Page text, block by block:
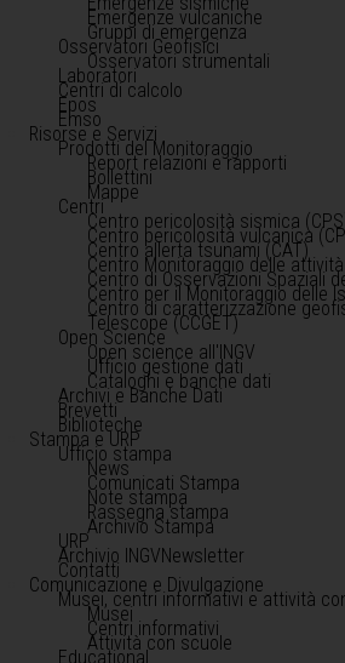
Emergenze vulcaniche
Gruppi di emergenza
Osservatori Geofisici
Osservatori strumentali
Laboratori
Centri di calcolo
Epos
Emso
Risorse e Servizi
Prodotti del Monitoraggio
Report relazioni e rapporti
Bollettini
Mappe
Centri
Centro pericolosità sismica
Centro pericolosità vulcanica
Centro allerta tsunami (CAT)
Centro Monitoraggio delle
Centro di Osservazioni Spaziali
Centro per il Monitoraggio delle
Centro di caratterizzazione
Telescope (CCGET)
Open Science
Open science all'INGV
Ufficio gestione dati
Cataloghi e banche dati
Archivi e Banche Dati
Brevetti
Biblioteche
Stampa e URP
Ufficio stampa
News
Comunicati Stampa
Note stampa
Rassegna stampa
Archivio Stampa
URP
Archivio INGVNewsletter
Contatti
Comunicazione e Divulgazione
Musei, centri informativi e attività
Musei
Centri informativi
Attività con scuole
Educational